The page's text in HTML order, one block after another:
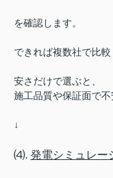
を確認します。
できれば複数社で比較
安さだけで選ぶと、
施工品質や保証面で不
↓
⑷. 発電シミュレー